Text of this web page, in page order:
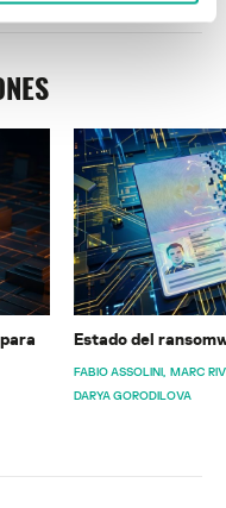
Estado del
FABIO ASSOLINI MARC
DARYA GORODILOVA